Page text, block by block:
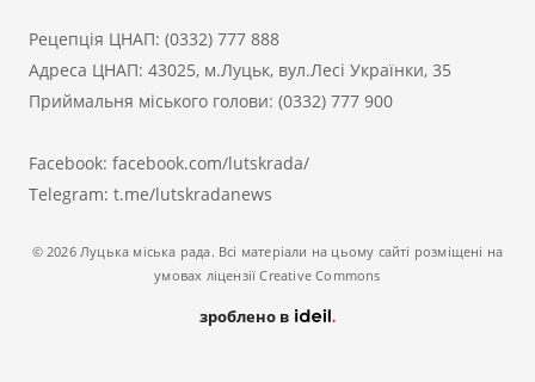
Рецепція ЦНАП: (0332) 777 888
Адреса ЦНАП: 43025, м.Луцьк, вул.Лесі Українки, 35
Приймальня міського голови: (0332) 777 900
Facebook: facebook.com/lutskrada/
Telegram: t.me/lutskradanews
© 2026 Луцька міська рада. Всі матеріали на цьому сайті розміщені на
умовах ліцензії Creative Commons
зроблено в